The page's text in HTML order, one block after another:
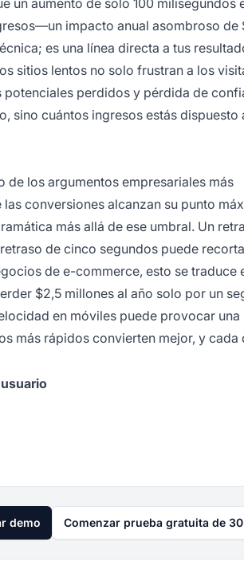
impacto anual asombroso de
es una línea directa a tus
sitios lentos no solo frustran a los
perdidos y pérdida de
sino cuántos ingresos estás dispuesto
de los argumentos empresariales más
conversiones alcanzan su punto
más allá de ese umbral. Un
de cinco segundos puede
de e-commerce, esto se traduce
$2,5 millones al año solo por un
en móviles puede provocar una
más rápidos convierten mejor, y cada
demo Comenzar prueba gratuita de